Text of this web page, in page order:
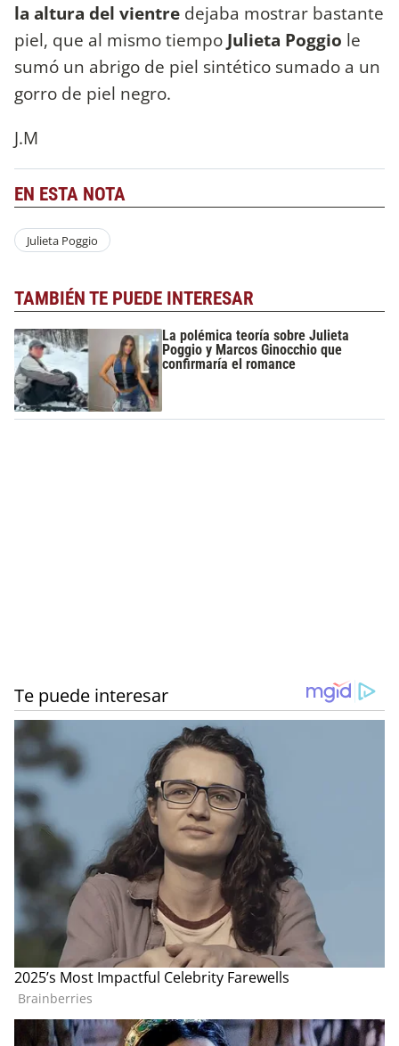
la altura del vientre dejaba mostrar bastante
piel, que al mismo tiempo Julieta Poggio le
sumó un abrigo de piel sintético sumado a un
gorro de piel negro.
J.M
EN ESTA NOTA
Julieta Poggio
TAMBIÉN TE PUEDE INTERESAR
La polémica teoría sobre Julieta
Poggio y Marcos Ginocchio que
confirmaría el romance